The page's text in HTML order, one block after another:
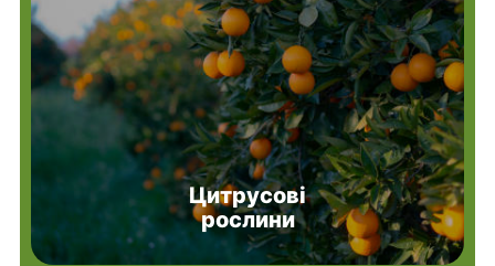
Цитрусові
рослини